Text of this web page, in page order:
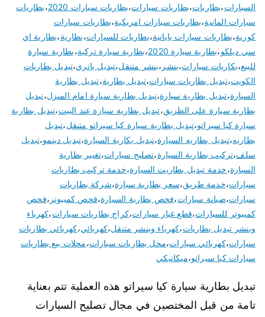
السيارات،بطاريات،بطاريات سيارات،بطاريات سيارات 2020 ،بطاريات
سيارات المانية،بطاريات سيارات امريكية،بطاريات سيارات
كورية،بطاريات سيارات يابانية،بطاريات للسيارات،بطارية،بطارية اي
سي ديلكو،بطارية سيارة 2020 ،بطارية سيارة تركية،بطارية سيارة
للبيع،بكاريات سيارات،بنشر ،بنشر متنقل،تبديل باتري،تبديل بطاريات
الكويت،تبديل بطاريات سيارات،تبديل بطارية،تبديل بطارية
السيارة،تبديل بطارية سيارة،تبديل بطارية سيارة امام المنزل،تبديل
بطارية سيارة على الطريق،تبديل بطارية سيارة عند البيت،تبديل بطارية
سيارة كيا سيراتو،تبديل بطارية سيارة كيا سيراتو متنقل،تبديل
بطاريه،تبديل بطاريه السيارة،تبديل بكارية السيارة،تبديل دينمو،تبديل
سلف،تركيب بطارية السيارة،تصليح سيارات،تغيير بطارية
السيارة،خدمة تبديل بطاريت السيارة،خدمة تركيب بطاريات
سيارات،خدمة طريق،سعر بطارية سيارة،شركة بطاريات
سيارات،صيانة سيارات،فحص بطارية السيارة،فحص كمبيوتر ،فحص
كمبيوتر للسيارات،قطع غيار سيارات،كراج بطاريات سيارات،كهرباء
وبنشر تبديل بطاريات،كهرباء وبنشر متنقل،كهربائي،كهربائي بطاريات
سيارات،كهربائي سيارات،محل بطاريات سيارات،محلات بيع بطاريات
سيارات كيا سيراتو،ميكانيكي
تبديل بطارية سيارة كيا سيراتو هذه العملية تتم بعناية
تامة من قبل المختصين في مجال تصليح السيارات